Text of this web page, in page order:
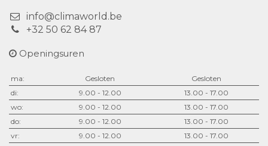
info@climaworld.be
+32 50 62 84 87
Openingsuren
ma: Gesloten
Gesloten
di:
9.00 - 12.00
13.00 - 17.00
wo:
9.00 - 12.00
13.00 - 17.00
do:
9.00 - 12.00
13.00 - 17.00
vr:
9.00 - 12.00
13.00 - 17.00